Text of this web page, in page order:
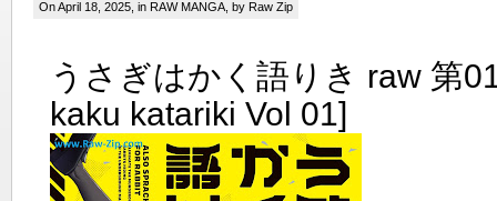
On April 18, 2025, in RAW MANGA , by Raw Zip
うさぎはかく語りき raw 第
kaku katariki Vol 01]